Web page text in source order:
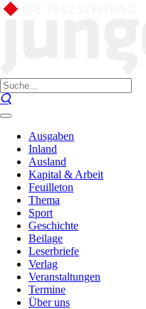
Ausgaben
Inland
Ausland
Kapital & Arbeit
Feuilleton
Thema
Sport
Geschichte
Beilage
Leserbriefe
Verlag
Veranstaltungen
Termine
Über uns